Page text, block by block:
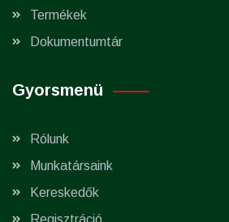
Termékek
Dokumentumtár
Gyorsmenü
Rólunk
Munkatársaink
Kereskedők
Regisztráció